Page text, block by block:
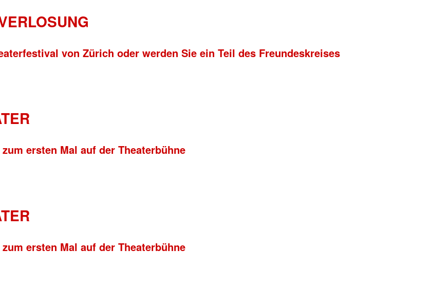
von Zürich oder werden Sie ein Teil des Freundeskreises
ersten Mal auf der Theaterbühne
ersten Mal auf der Theaterbühne